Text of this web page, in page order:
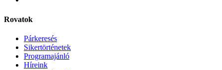
Rovatok
Párkeresés
Sikertörténetek
Programajánló
Híreink